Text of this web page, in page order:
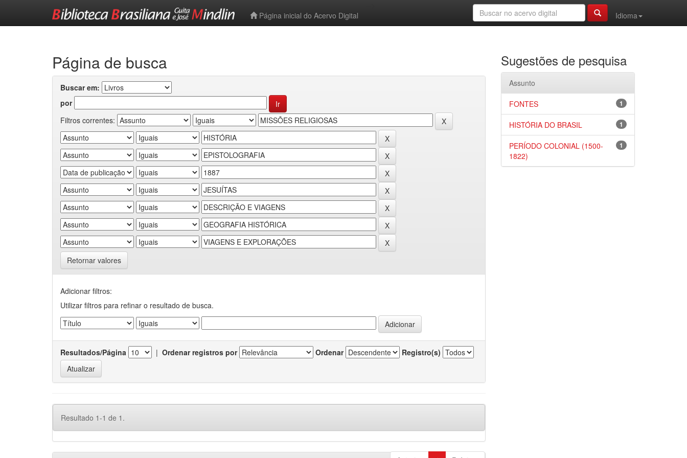
Página inicial do Acervo Digital
Idioma
Página de busca
Buscar em:
por
Filtros correntes:
Retornar valores
Adicionar filtros:
Utilizar filtros para refinar o resultado de busca.
Resultados/Página | Ordenar registros por Ordenar Registro(s)
Resultado 1-1 de 1.
Sugestões de pesquisa
Assunto
1
FONTES
1
HISTÓRIA DO BRASIL
1
PERÍODO COLONIAL (1500-
1822)